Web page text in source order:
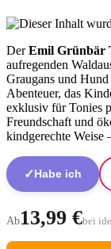
DerEmil Grünbär
aufregenden
Graugans und
Abenteuer, das
exklusiv für Tonies
Freundschaft und
kindgerechte Weise
✓Habe ich
Ab13,99 €bei